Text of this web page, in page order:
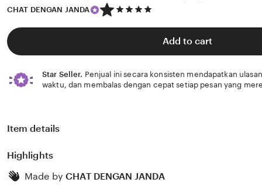
CHAT DENGAN JANDA
5
out
of
Add to cart
Star Seller. Penjual ini secara konsisten mendapatkan
waktu, dan membalas dengan cepat setiap pesan yang
Item details
Highlights
Made byCHAT DENGAN JANDA